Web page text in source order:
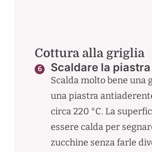
Cottura alla griglia
Scaldare la piastra
Scalda molto bene una
una piastra
circa 220 °C. La
essere calda per
zucchine senza farle